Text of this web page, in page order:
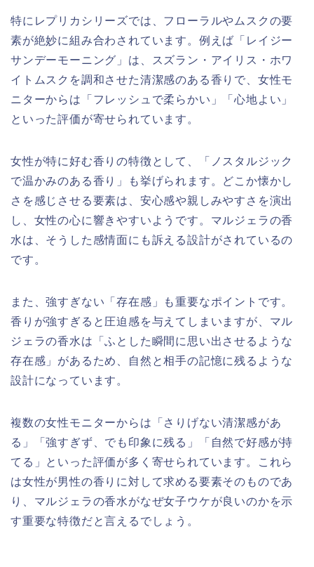
特にレプリカシリーズでは、フローラルやムスクの要
素が絶妙に組み合わされています。例えば「レイジー
サンデーモーニング」は、スズラン・アイリス・ホワ
イトムスクを調和させた清潔感のある香りで、女性モ
ニターからは「フレッシュで柔らかい」「心地よい」
といった評価が寄せられています。
女性が特に好む香りの特徴として、「ノスタルジック
で温かみのある香り」も挙げられます。どこか懐かし
さを感じさせる要素は、安心感や親しみやすさを演出
し、女性の心に響きやすいようです。マルジェラの香
水は、そうした感情面にも訴える設計がされているの
です。
また、強すぎない「存在感」も重要なポイントです。
香りが強すぎると圧迫感を与えてしまいますが、マル
ジェラの香水は「ふとした瞬間に思い出させるような
存在感」があるため、自然と相手の記憶に残るような
設計になっています。
複数の女性モニターからは「さりげない清潔感があ
る」「強すぎず、でも印象に残る」「自然で好感が持
てる」といった評価が多く寄せられています。これら
は女性が男性の香りに対して求める要素そのものであ
り、マルジェラの香水がなぜ女子ウケが良いのかを示
す重要な特徴だと言えるでしょう。